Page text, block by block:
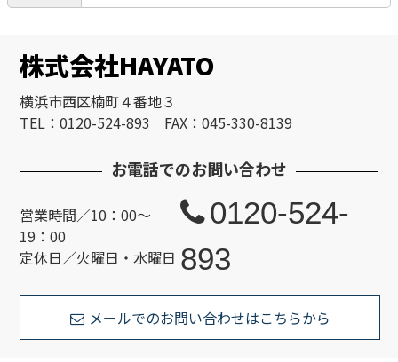
株式会社HAYATO
横浜市西区楠町４番地３
TEL：0120-524-893 FAX：045-330-8139
お電話でのお問い合わせ
営業時間／10：00～
19：00
定休日／火曜日・水曜日
0120-524-
893
メールでのお問い合わせはこちらから